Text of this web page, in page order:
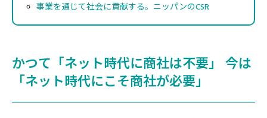
事業を通じて社会に貢献する。ニッパンのCSR
かつて「ネット時代に商社は不要」 今は
「ネット時代にこそ商社が必要」